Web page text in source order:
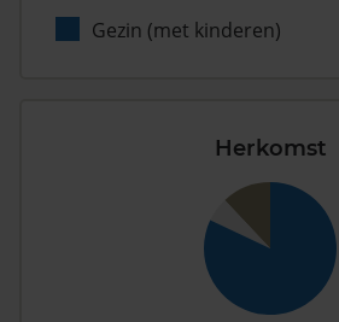
Gezin (met kinderen)
Herkomst